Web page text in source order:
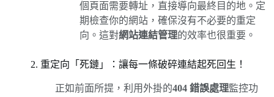
個頁面需要轉址，直接導向最終目的地。定
期檢查你的網站，確保沒有不必要的重定
向。這對網站連結管理的效率也很重要。
2. 重定向「死鏈」：讓每一條破碎連結起死回生！
正如前面所提，利用外掛的404 錯誤處理監控功